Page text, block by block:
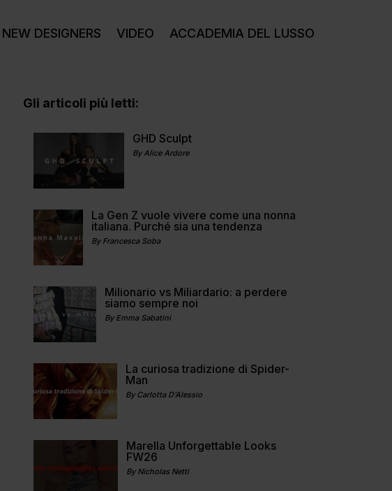
NEW DESIGNERS VIDEO ACCADEMIA DEL LUSSO
Gli articoli più letti:
GHD Sculpt
By Alice Ardore
La Gen Z vuole vivere come una nonna
italiana. Purché sia una tendenza
By Francesca Soba
Milionario vs Miliardario: a perdere
siamo sempre noi
By Emma Sabatini
La curiosa tradizione di Spider-
Man
By Carlotta D'Alessio
Marella Unforgettable Looks
FW26
By Nicholas Netti